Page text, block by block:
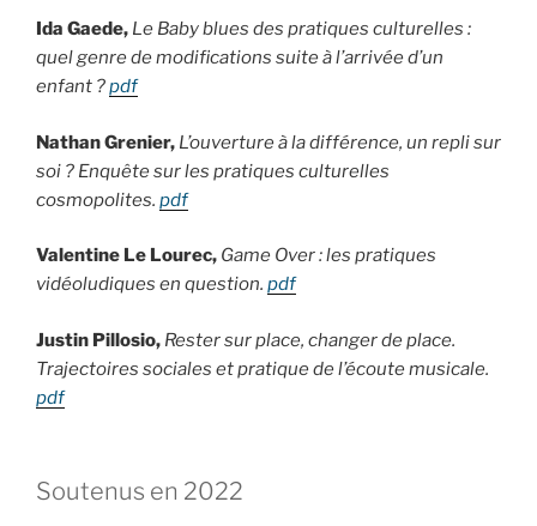
Ida Gaede, Le Baby blues des pratiques culturelles :
quel genre de modifications suite à l’arrivée d’un
enfant ?pdf
Nathan Grenier, L’ouverture à la différence, un repli sur
soi ? Enquête sur les pratiques culturelles
cosmopolites. pdf
Valentine Le Lourec, Game Over : les pratiques
vidéoludiques en question. pdf
Justin Pillosio, Rester sur place, changer de place.
Trajectoires sociales et pratique de l’écoute musicale.
pdf
Soutenus en 2022